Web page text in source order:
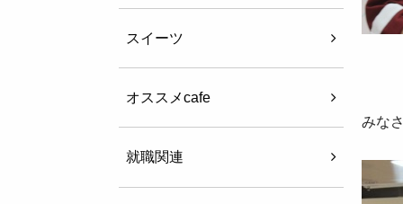
みな
スイーツ
オススメcafe
就職関連